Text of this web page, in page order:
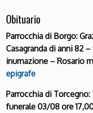
Obituario
Parrocchia di Borgo:
Casagranda di anni 82
inumazione – Rosario
epigrafe
Parrocchia di
funerale 03/08 ore